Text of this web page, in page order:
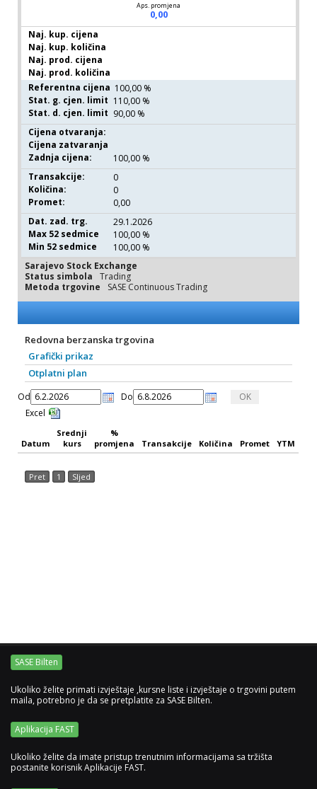
Aps. promjena
0,00
Naj. kup. cijena
Naj. kup. količina
Naj. prod. cijena
Naj. prod. količina
Referentna cijena 100,00 %
Stat. g. cjen. limit 110,00 %
Stat. d. cjen. limit 90,00 %
Cijena otvaranja:
Cijena zatvaranja
Zadnja cijena:
100,00 %
Transakcije:
0
Količina:
0
Promet:
0,00
Dat. zad. trg.
29.1.2026
Max 52 sedmice
100,00 %
Min 52 sedmice
100,00 %
Sarajevo Stock Exchange
Status simbola
Trading
Metoda trgovine
SASE Continuous Trading
Redovna berzanska trgovina
Grafički prikaz
Otplatni plan
Od Do
Datum
Srednji
kurs
%
promjena
Transakcije Količina Promet YTM
Pret 1 Sljed
SASE Bilten
Ukoliko želite primati izvještaje ,kursne liste i izvještaje o trgovini putem
maila, potrebno je da se pretplatite za SASE Bilten.
Aplikacija FAST
Ukoliko želite da imate pristup trenutnim informacijama sa tržišta
postanite korisnik Aplikacije FAST.